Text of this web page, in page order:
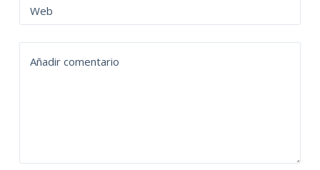
Web
Añadir comentario
a
t